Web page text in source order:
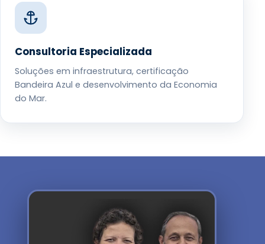
Consultoria Especializada
Soluções em infraestrutura, certificação
Bandeira Azul e desenvolvimento da Economia
do Mar.